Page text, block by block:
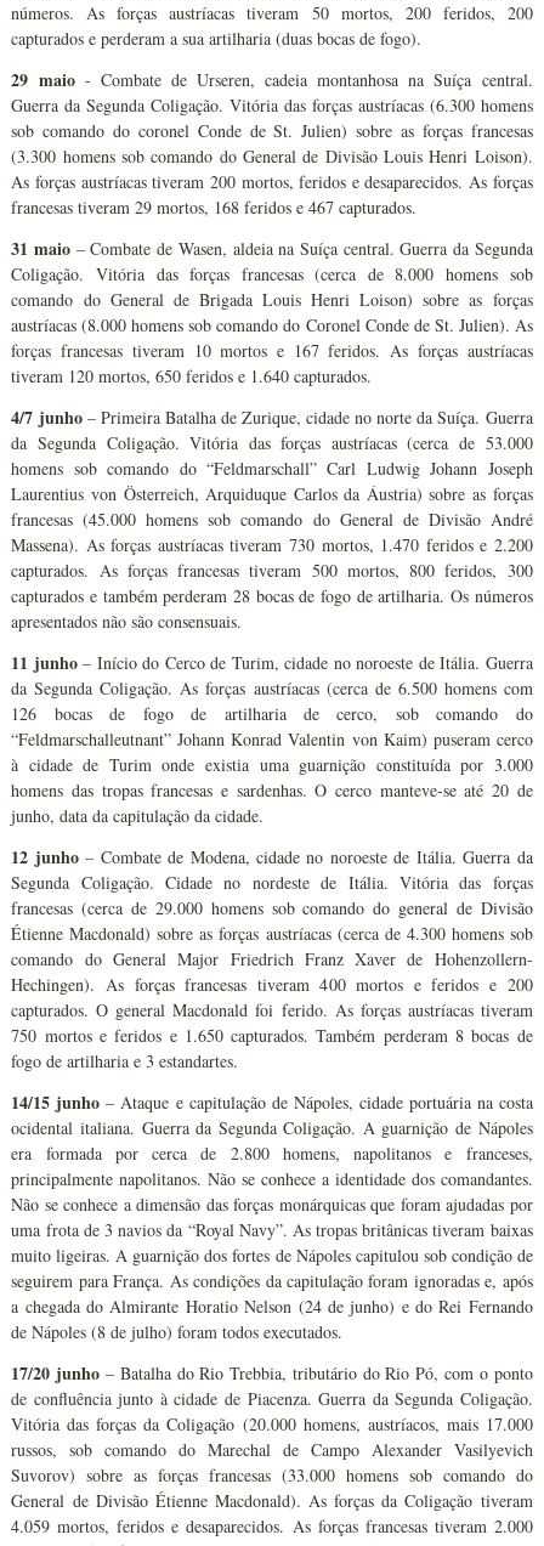
números. As forças austríacas tiveram 50 mortos, 200 feridos, 200
capturados e perderam a sua artilharia (duas bocas de fogo).
29 maio- Combate de Urseren, cadeia montanhosa na Suíça central.
Guerra da Segunda Coligação. Vitória das forças austríacas (6.300 homens
sob comando do coronel Conde de St. Julien) sobre as forças francesas
(3.300 homens sob comando do General de Divisão Louis Henri Loison).
As forças austríacas tiveram 200 mortos, feridos e desaparecidos. As forças
francesas tiveram 29 mortos, 168 feridos e 467 capturados.
31 maio – Combate de Wasen, aldeia na Suíça central. Guerra da Segunda
Coligação. Vitória das forças francesas (cerca de 8.000 homens sob
comando do General de Brigada Louis Henri Loison) sobre as forças
austríacas (8.000 homens sob comando do Coronel Conde de St. Julien). As
forças francesas tiveram 10 mortos e 167 feridos. As forças austríacas
tiveram 120 mortos, 650 feridos e 1.640 capturados.
4/7 junho– Primeira Batalha de Zurique, cidade no norte da Suíça. Guerra
da Segunda Coligação. Vitória das forças austríacas (cerca de 53.000
homens sob comando do “Feldmarschall” Carl Ludwig Johann Joseph
Laurentius von Österreich, Arquiduque Carlos da Áustria) sobre as forças
francesas (45.000 homens sob comando do General de Divisão André
Massena). As forças austríacas tiveram 730 mortos, 1.470 feridos e 2.200
capturados. As forças francesas tiveram 500 mortos, 800 feridos, 300
capturados e também perderam 28 bocas de fogo de artilharia. Os números
apresentados não são consensuais.
11 junho– Início do Cerco de Turim, cidade no noroeste de Itália. Guerra
da Segunda Coligação. As forças austríacas (cerca de 6.500 homens com
126 bocas de fogo de artilharia de cerco, sob comando do
“Feldmarschalleutnant” Johann Konrad Valentin von Kaim) puseram cerco
à cidade de Turim onde existia uma guarnição constituída por 3.000
homens das tropas francesas e sardenhas. O cerco manteve-se até 20 de
junho, data da capitulação da cidade.
12 junho– Combate de Modena, cidade no noroeste de Itália. Guerra da
Segunda Coligação. Cidade no nordeste de Itália. Vitória das forças
francesas (cerca de 29.000 homens sob comando do general de Divisão
Étienne Macdonald) sobre as forças austríacas (cerca de 4.300 homens sob
comando do General Major Friedrich Franz Xaver de Hohenzollern-
Hechingen). As forças francesas tiveram 400 mortos e feridos e 200
capturados. O general Macdonald foi ferido. As forças austríacas tiveram
750 mortos e feridos e 1.650 capturados. Também perderam 8 bocas de
fogo de artilharia e 3 estandartes.
14/15 junho – Ataque e capitulação de Nápoles, cidade portuária na costa
ocidental italiana. Guerra da Segunda Coligação. A guarnição de Nápoles
era formada por cerca de 2.800 homens, napolitanos e franceses,
principalmente napolitanos. Não se conhece a identidade dos comandantes.
Não se conhece a dimensão das forças monárquicas que foram ajudadas por
uma frota de 3 navios da “Royal Navy”. As tropas britânicas tiveram baixas
muito ligeiras. A guarnição dos fortes de Nápoles capitulou sob condição de
seguirem para França. As condições da capitulação foram ignoradas e, após
a chegada do Almirante Horatio Nelson (24 de junho) e do Rei Fernando
de Nápoles (8 de julho) foram todos executados.
17/20 junho – Batalha do Rio Trebbia, tributário do Rio Pó, com o ponto
de confluência junto à cidade de Piacenza. Guerra da Segunda Coligação.
Vitória das forças da Coligação (20.000 homens, austríacos, mais 17.000
russos, sob comando do Marechal de Campo Alexander Vasilyevich
Suvorov) sobre as forças francesas (33.000 homens sob comando do
General de Divisão Étienne Macdonald). As forças da Coligação tiveram
4.059 mortos, feridos e desaparecidos. As forças francesas tiveram 2.000